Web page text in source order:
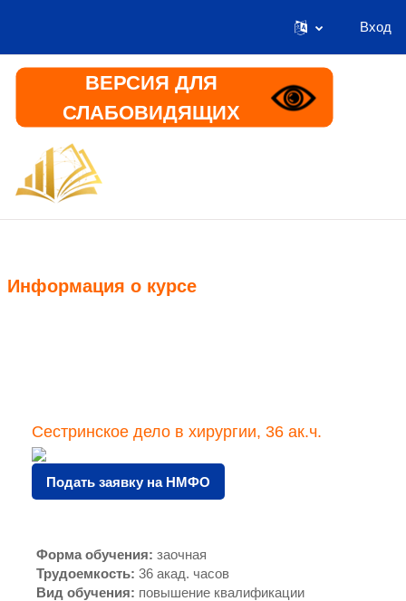
ВЕРСИЯ ДЛЯ
СЛАБОВИДЯЩИХ
Вход
Информация о курсе
Сестринское дело в хирургии, 36 ак.ч.
Подать заявку на НМФО
Форма обучения: заочная
Трудоемкость: 36 акад. часов
Вид обучения: повышение квалификации